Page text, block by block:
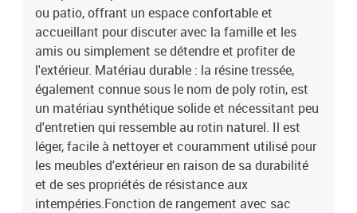
polyester)Matériau de remplissage du coussin de siège :
mousseMatériau de remplissage du coussin de dossier : fibre de
cotonDimensions du coussin de siège : 55 x 55 x 3 cm (l x P x
é)Dimensions du coussin de dossier : 55 x 45 x 13 cm (L x l x é)La
livraison contient :3 x siège d'angle avec fonction de rangement et
sac résistant à l'eau3 x siège central incluant une fonction de
rangement avec un sac résistant à l'eau9 x coussin de dossier6 x
coussin de siège avec housse amovible et lavable
ou patio, offrant un espace confortable et
accueillant pour discuter avec la famille et les
amis ou simplement se détendre et profiter de
l'extérieur. Matériau durable : la résine tressée,
également connue sous le nom de poly rotin, est
un matériau synthétique solide et nécessitant peu
d'entretien qui ressemble au rotin naturel. Il est
léger, facile à nettoyer et couramment utilisé pour
les meubles d'extérieur en raison de sa durabilité
et de ses propriétés de résistance aux
intempéries.Fonction de rangement avec sac